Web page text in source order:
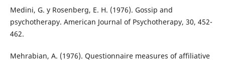
Medini, G. y Rosenberg, E. H. (1976). Gossip and
psychotherapy. American Journal of Psychotherapy, 30, 452-
462.
Mehrabian, A. (1976). Questionnaire measures of affiliative